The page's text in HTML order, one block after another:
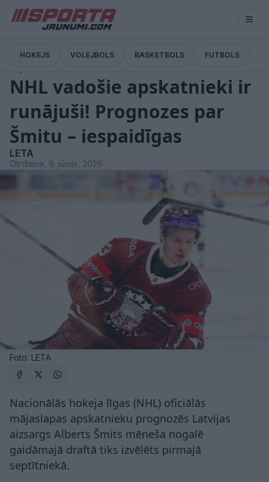
HOKEJS VOLEJBOLS BASKETBOLS FUTBOLS
NHL vadošie apskatnieki ir
runājuši! Prognozes par
Šmitu – iespaidīgas
LETA
Otrdiena, 9. jūnijs, 2026
Foto: LETA
Nacionālās hokeja līgas (NHL) oficiālās
mājaslapas apskatnieku prognozēs Latvijas
aizsargs Alberts Šmits mēneša nogalē
gaidāmajā draftā tiks izvēlēts pirmajā
septītniekā.